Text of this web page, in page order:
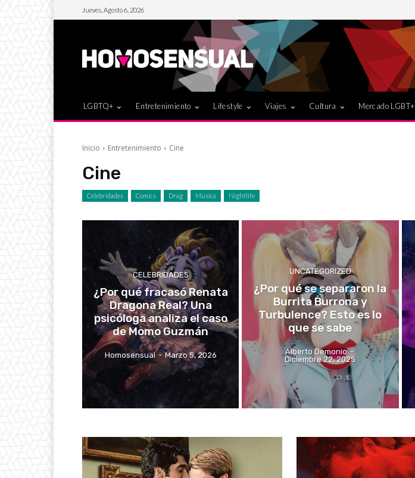
Jueves, Agosto 6, 2026
LGBTQ+ Entretenimiento Lifestyle Viajes Cultura Mercado LGBT+
Inicio Entretenimiento Cine
Cine
Celebridades Comics Drag Música Nightlife
CELEBRIDADES
¿Por qué fracasó Renata
Dragona Real? Una
psicóloga analiza el caso
de Momo Guzmán
Homosensual - Marzo 5, 2026
UNCATEGORIZED
¿Por qué se separaron la
Burrita Burrona y
Turbulence? Esto es lo
que se sabe
Alberto Demonio -
Diciembre 22, 2025